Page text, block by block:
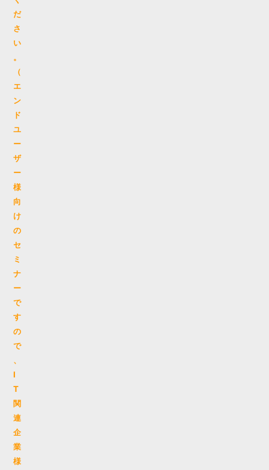
だ
さ
い
。
（
エ
ン
ド
ユ
ー
ザ
ー
様
向
け
の
セ
ミ
ナ
ー
で
す
の
で
、
I
T
関
連
企
業
様